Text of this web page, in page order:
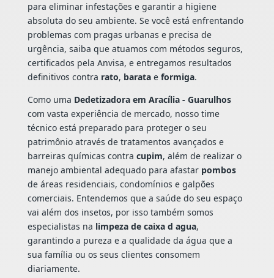
para eliminar infestações e garantir a higiene
absoluta do seu ambiente. Se você está enfrentando
problemas com pragas urbanas e precisa de
urgência, saiba que atuamos com métodos seguros,
certificados pela Anvisa, e entregamos resultados
definitivos contra rato, baratae formiga.
Como uma Dedetizadora em Aracília - Guarulhos
com vasta experiência de mercado, nosso time
técnico está preparado para proteger o seu
patrimônio através de tratamentos avançados e
barreiras químicas contra cupim, além de realizar o
manejo ambiental adequado para afastar pombos
de áreas residenciais, condomínios e galpões
comerciais. Entendemos que a saúde do seu espaço
vai além dos insetos, por isso também somos
especialistas na limpeza de caixa d agua,
garantindo a pureza e a qualidade da água que a
sua família ou os seus clientes consomem
diariamente.